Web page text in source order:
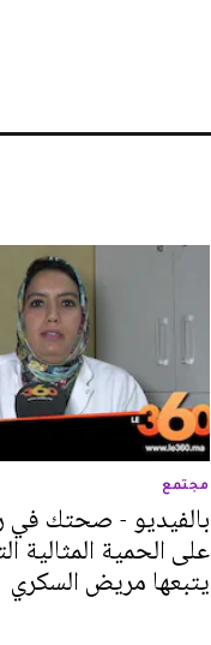
مجتمع
بالفيديو - صحتك
على الحمية المثالية
يتبعها مريض السكري